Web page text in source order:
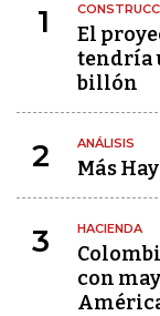
1
El
tendría
billón
2 ANÁLISIS
Más
3 HACIENDA
con